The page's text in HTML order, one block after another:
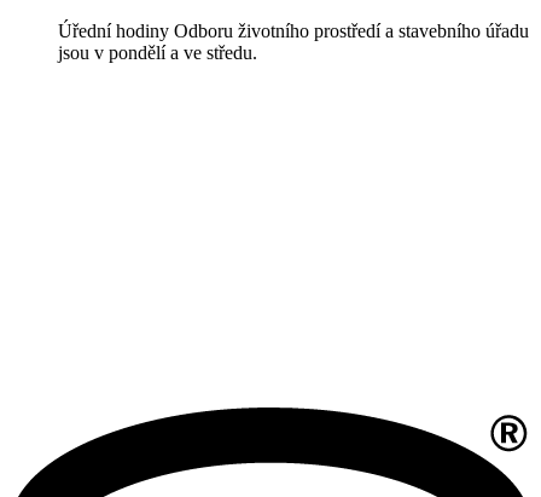
Úřední hodiny Odboru životního prostředí a stavebního úřadu
jsou v pondělí a ve středu.